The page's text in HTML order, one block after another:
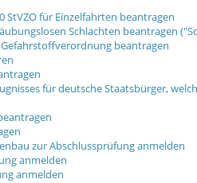
StVZO für Einzelfahrten beantragen
Schlachten beantragen
beantragen
für deutsche Staatsbürger,
zur Abschlussprüfung anmelden
anmelden
anmelden